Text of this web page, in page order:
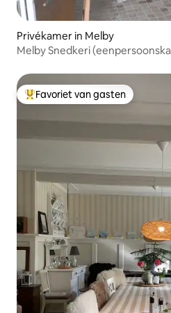
Privékamer in Melby
Melby Snedkeri
Topfavoriet van gasten
Favoriet van gasten